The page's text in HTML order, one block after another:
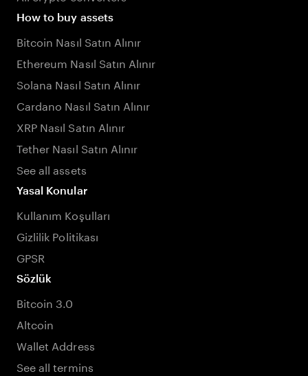
How to buy assets
Bitcoin Nasıl Satın Alınır
Ethereum Nasıl Satın Alınır
Solana Nasıl Satın Alınır
Cardano Nasıl Satın Alınır
XRP Nasıl Satın Alınır
Tether Nasıl Satın Alınır
See all assets
Yasal Konular
Kullanım Koşulları
Gizlilik Politikası
GPSR
Sözlük
Bitcoin 3.0
Altcoin
Wallet Address
See all termins